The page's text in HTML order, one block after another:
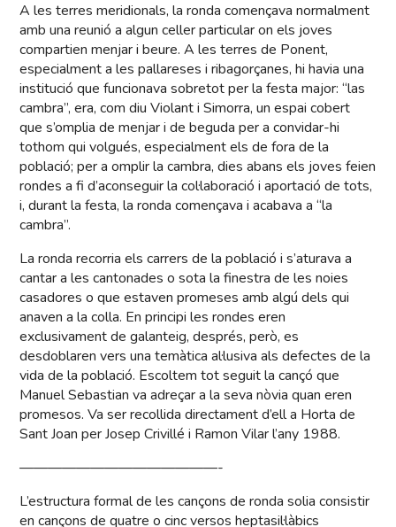
A les terres meridionals, la ronda començava normalment
amb una reunió a algun celler particular on els joves
compartien menjar i beure. A les terres de Ponent,
especialment a les pallareses i ribagorçanes, hi havia una
institució que funcionava sobretot per la festa major: “las
cambra”, era, com diu Violant i Simorra, un espai cobert
que s’omplia de menjar i de beguda per a convidar-hi
tothom qui volgués, especialment els de fora de la
població; per a omplir la cambra, dies abans els joves feien
rondes a fi d’aconseguir la col·laboració i aportació de tots,
i, durant la festa, la ronda començava i acabava a “la
cambra”.
La ronda recorria els carrers de la població i s’aturava a
cantar a les cantonades o sota la finestra de les noies
casadores o que estaven promeses amb algú dels qui
anaven a la colla. En principi les rondes eren
exclusivament de galanteig, després, però, es
desdoblaren vers una temàtica al·lusiva als defectes de la
vida de la població. Escoltem tot seguit la cançó que
Manuel Sebastian va adreçar a la seva nòvia quan eren
promesos. Va ser recollida directament d’ell a Horta de
Sant Joan per Josep Crivillé i Ramon Vilar l’any 1988.
——————————————-
L’estructura formal de les cançons de ronda solia consistir
en cançons de quatre o cinc versos heptasil·làbics